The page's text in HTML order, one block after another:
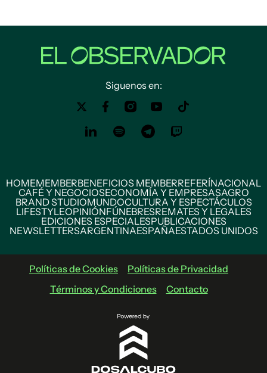
Siguenos en:
HOMEMEMBERBENEFICIOS MEMBERREFERÍNACIONAL
CAFÉ Y NEGOCIOSECONOMÍA Y EMPRESASAGRO
BRAND STUDIOMUNDOCULTURA Y ESPECTÁCULOS
LIFESTYLEOPINIÓNFÚNEBRESREMATES Y LEGALES
EDICIONES ESPECIALESPUBLICACIONES
NEWSLETTERSARGENTINAESPAÑAESTADOS UNIDOS
Políticas de Cookies
Políticas de Privacidad
Términos y Condiciones
Contacto